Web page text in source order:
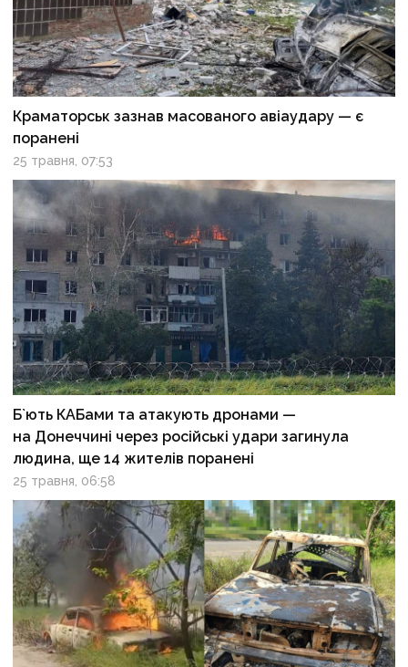
Краматорськ зазнав масованого авіаудару — є
поранені
25 травня, 07:53
Б`ють КАБами та атакують дронами —
на Донеччині через російські удари загинула
людина, ще 14 жителів поранені
25 травня, 06:58